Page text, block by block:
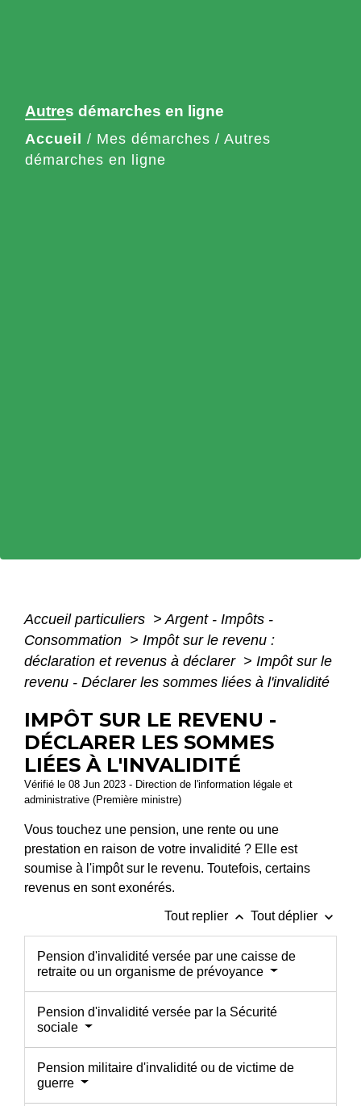
Autres démarches en ligne
Accueil / Mes démarches / Autres
démarches en ligne
Accueil particuliers > Argent - Impôts -
Consommation > Impôt sur le revenu :
déclaration et revenus à déclarer > Impôt sur le
revenu - Déclarer les sommes liées à l'invalidité
IMPÔT SUR LE REVENU -
DÉCLARER LES SOMMES
LIÉES À L'INVALIDITÉ
Vérifié le 08 Jun 2023 - Direction de l'information légale et
administrative (Première ministre)
Vous touchez une pension, une rente ou une
prestation en raison de votre invalidité ? Elle est
soumise à l'impôt sur le revenu. Toutefois, certains
revenus en sont exonérés.
Tout replier keyboard_arrow_up Tout déplier keyboard_arrow_down
Pension d'invalidité versée par une caisse de
retraite ou un organisme de prévoyance
Pension d'invalidité versée par la Sécurité
sociale
Pension militaire d'invalidité ou de victime de
guerre